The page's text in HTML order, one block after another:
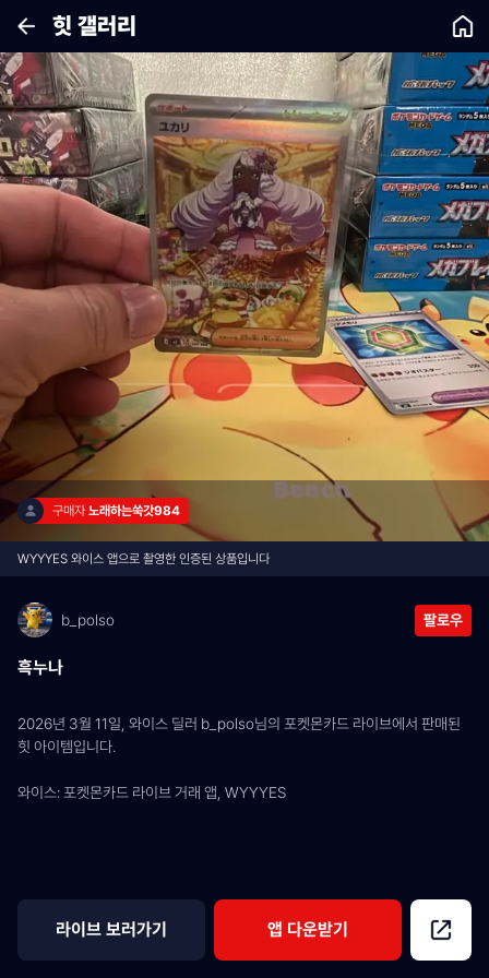
힛 갤러리
구매자 노래하는쑥갓984
WYYYES 와이스 앱으로 촬영한 인증된 상품입니다
b_polso 팔로우
흑누나
2026년 3월 11일, 와이스 딜러 b_polso님의 포켓몬카드 라이브에서 판매된
힛 아이템입니다.
와이스: 포켓몬카드 라이브 거래 앱, WYYYES
라이브 보러가기 앱 다운받기